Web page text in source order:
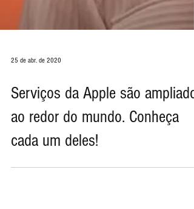
25 de abr. de 2020
Serviços da Apple são ampliados
ao redor do mundo. Conheça